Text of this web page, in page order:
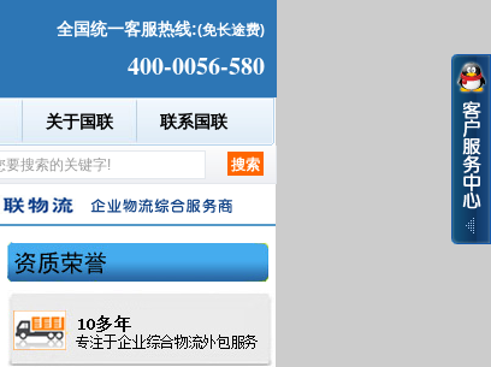
全国统一客服热线:(免长途费)
400-0056-580
关于国联 联系国联